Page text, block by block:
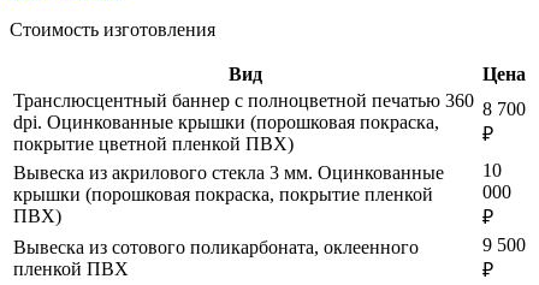
Стоимость изготовления
Вид
Цена
Транслюсцентный баннер с полноцветной печатью 360
dpi. Оцинкованные крышки (порошковая покраска,
покрытие цветной пленкой ПВХ)
8 700
₽
Вывеска из акрилового стекла 3 мм. Оцинкованные
крышки (порошковая покраска, покрытие пленкой
ПВХ)
10
000
₽
Вывеска из сотового поликарбоната, оклеенного
пленкой ПВХ
9 500
₽